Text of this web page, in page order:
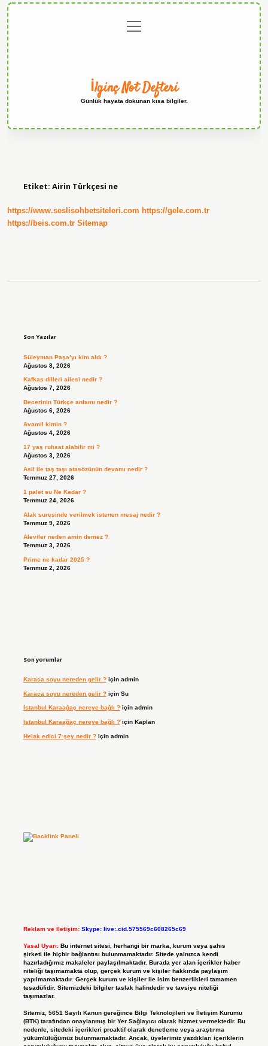
menüyü
aç
İlginç Not Defteri
Günlük hayata dokunan kısa bilgiler.
Etiket: Airin Türkçesi ne
https://www.seslisohbetsiteleri.com https://gele.com.tr
https://beis.com.tr Sitemap
Son Yazılar
Süleyman Paşa’yı kim aldı ?
Ağustos 8, 2026
Kafkas dilleri ailesi nedir ?
Ağustos 7, 2026
Becerinin Türkçe anlamı nedir ?
Ağustos 6, 2026
Avamil kimin ?
Ağustos 4, 2026
17 yaş ruhsat alabilir mi ?
Ağustos 3, 2026
Asil ile taş taşı atasözünün devamı nedir ?
Temmuz 27, 2026
1 palet su Ne Kadar ?
Temmuz 24, 2026
Alak suresinde verilmek istenen mesaj nedir ?
Temmuz 9, 2026
Aleviler neden amin demez ?
Temmuz 3, 2026
Prime ne kadar 2025 ?
Temmuz 2, 2026
Son yorumlar
Karaca soyu nereden gelir ?için admin
Karaca soyu nereden gelir ?için Su
Istanbul Karaağaç nereye bağlı ?için admin
Istanbul Karaağaç nereye bağlı ?için Kaplan
Helak edici 7 şey nedir ?için admin
Reklam ve İletişim: Skype: live:.cid.575569c608265c69
Yasal Uyarı: Bu internet sitesi, herhangi bir marka, kurum veya şahıs
şirketi ile hiçbir bağlantısı bulunmamaktadır. Sitede yalnızca kendi
hazırladığımız makaleler paylaşılmaktadır. Burada yer alan içerikler haber
niteliği taşımamakta olup, gerçek kurum ve kişiler hakkında paylaşım
yapılmamaktadır. Gerçek kurum ve kişiler ile isim benzerlikleri tamamen
tesadüfidir. Sitemizdeki bilgiler taslak halindedir ve tavsiye niteliği
taşımazlar.
Sitemiz, 5651 Sayılı Kanun gereğince Bilgi Teknolojileri ve İletişim Kurumu
(BTK) tarafından onaylanmış bir Yer Sağlayıcı olarak hizmet vermektedir. Bu
nedenle, sitedeki içerikleri proaktif olarak denetleme veya araştırma
yükümlülüğümüz bulunmamaktadır. Ancak, üyelerimiz yazdıkları içeriklerin